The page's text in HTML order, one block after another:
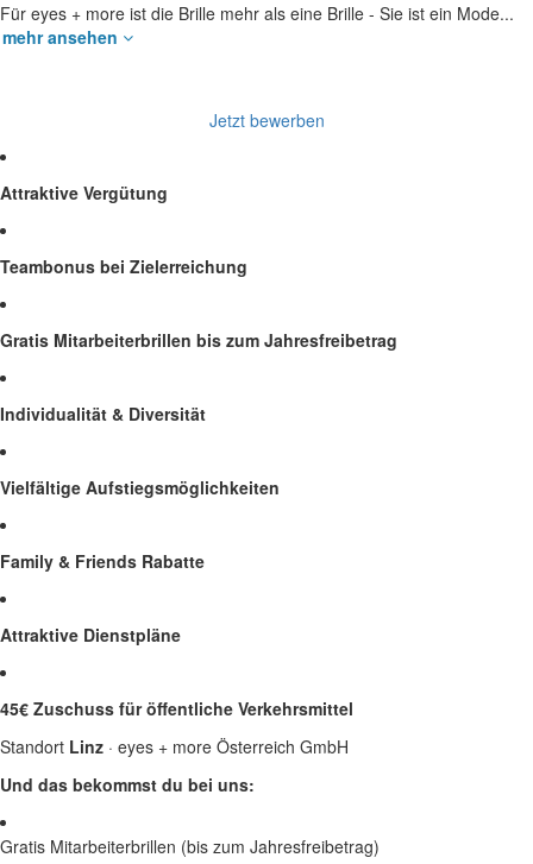
Jetzt bewerben
Für eyes + more ist die Brille mehr als eine Brille - Sie ist ein Mode...
mehr ansehen
Attraktive Vergütung
Teambonus bei Zielerreichung
Gratis Mitarbeiterbrillen bis zum Jahresfreibetrag
Individualität & Diversität
Vielfältige Aufstiegsmöglichkeiten
Family & Friends Rabatte
Attraktive Dienstpläne
45€ Zuschuss für öffentliche Verkehrsmittel
Standort Linz · eyes + more Österreich GmbH
Und das bekommst du bei uns:
Gratis Mitarbeiterbrillen (bis zum Jahresfreibetrag)